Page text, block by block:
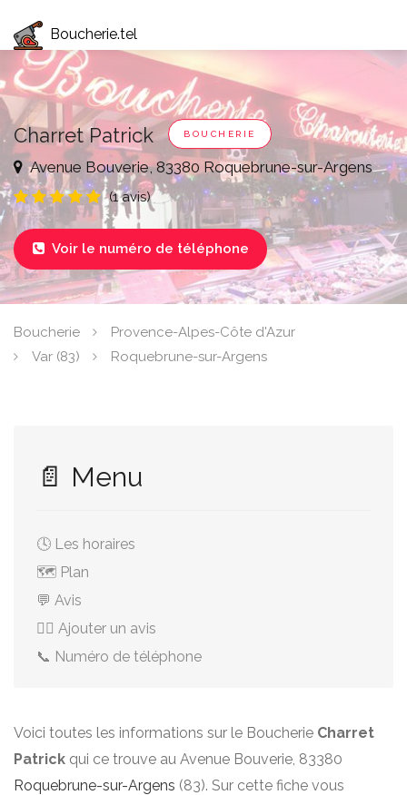
Boucherie.tel
Charret Patrick BOUCHERIE
Avenue Bouverie, 83380 Roquebrune-sur-Argens
(1 avis)
 Voir le numéro de téléphone
Boucherie
Provence-Alpes-Côte d'Azur
Var (83)
Roquebrune-sur-Argens
📄 Menu
🕓 Les horaires
🗺️ Plan
💬 Avis
✍🏻 Ajouter un avis
📞 Numéro de téléphone
Voici toutes les informations sur le Boucherie Charret
Patrick qui ce trouve au Avenue Bouverie, 83380
Roquebrune-sur-Argens (83). Sur cette fiche vous